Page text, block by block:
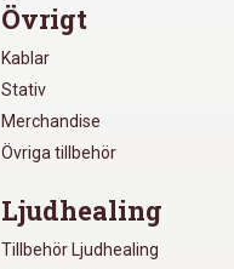
Övrigt
Kablar
Stativ
Merchandise
Övriga tillbehör
Ljudhealing
Tillbehör Ljudhealing